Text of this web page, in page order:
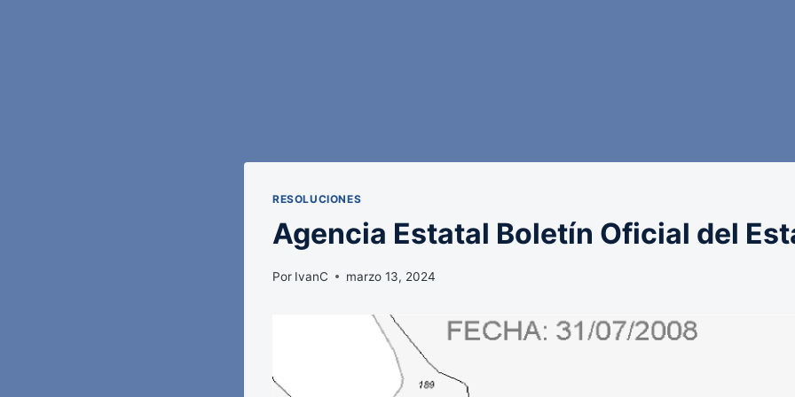
RESOLUCIONES
Agencia Estatal Boletín Oficial del
Por IvanC marzo 13, 2024